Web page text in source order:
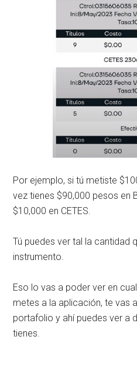
Por ejemplo, si tú metiste
vez tienes $90,000 pesos en
$10,000 en CETES.
Tú puedes ver tal la cantidad
instrumento.
Eso lo vas a poder ver en
metes a la aplicación, te vas
portafolio y ahí puedes ver a
tienes.